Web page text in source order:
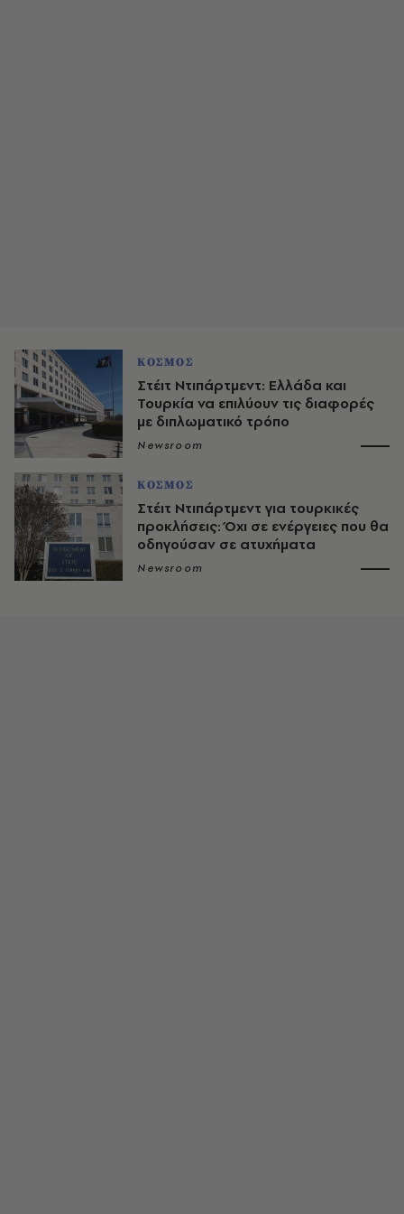
ΚΟΣΜΟΣ
Στέιτ Ντιπάρτμεντ: Ελλάδα και
Τουρκία να επιλύουν τις διαφορές
με διπλωματικό τρόπο
Newsroom
ΚΟΣΜΟΣ
Στέιτ Ντιπάρτμεντ για τουρκικές
προκλήσεις: Όχι σε ενέργειες που θα
οδηγούσαν σε ατυχήματα
Newsroom